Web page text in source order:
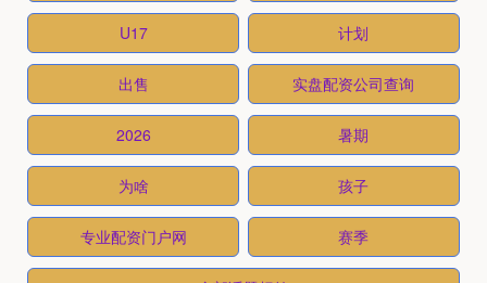
U17 计划
出售 实盘配资公司查询
2026 暑期
为啥 孩子
专业配资门户网 赛季